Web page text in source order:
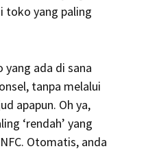
toko yang paling
ada di sana
tanpa melalui
apapun. Oh ya,
‘rendah’ yang
Otomatis, anda